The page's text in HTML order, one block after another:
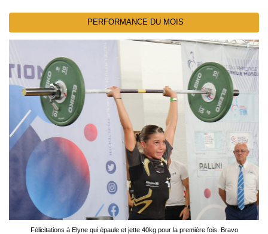
PERFORMANCE DU MOIS
Félicitations à Elyne qui épaule et jette 40kg pour la première fois. Bravo